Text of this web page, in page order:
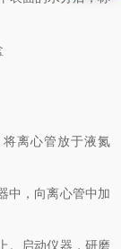
将离心管放于液氮
中，向离心管中加
。启动仪器，研磨